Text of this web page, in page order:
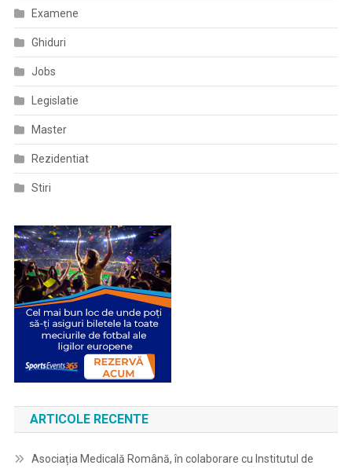
Examene
Ghiduri
Jobs
Legislatie
Master
Rezidentiat
Stiri
ARTICOLE RECENTE
Asociația Medicală Română, în colaborare cu Institutul de